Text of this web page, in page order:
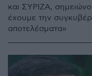
και ΣΥΡΙΖΑ,
έχουμε την
αποτελέσματα»